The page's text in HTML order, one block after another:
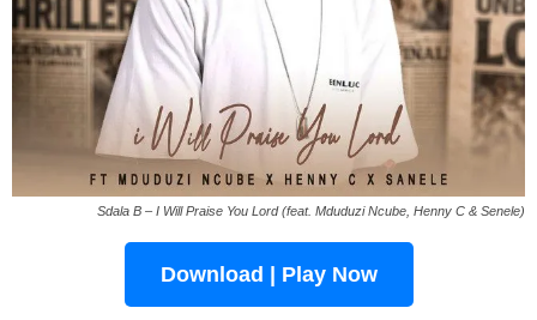
Sdala B – I Will Praise You Lord (feat. Mduduzi Ncube, Henny C & Senele)
Download | Play Now